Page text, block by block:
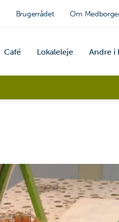
Brugerrådet Om
Café Lokaleleje Andre i